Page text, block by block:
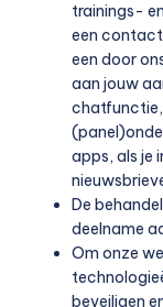
trainings-
een
een door
aan jouw
chatfunctie,
apps, als je
De
deelname
Om onze
beveiligen